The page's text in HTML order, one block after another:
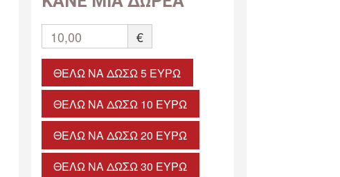
10,00 €
ΘΈΛΩ ΝΑ ΔΏΣΩ 5 ΕΥΡΏ
ΘΈΛΩ ΝΑ ΔΏΣΩ 10 ΕΥΡΏ
ΘΈΛΩ ΝΑ ΔΏΣΩ 20 ΕΥΡΏ
ΘΈΛΩ ΝΑ ΔΏΣΩ 30 ΕΥΡΏ